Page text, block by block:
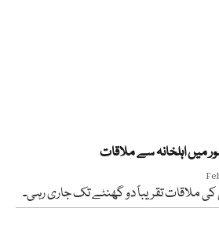
میں اہلخانہ سے ملاقات
ملاقات تقریباً دو گھنٹے تک جاری رہی۔